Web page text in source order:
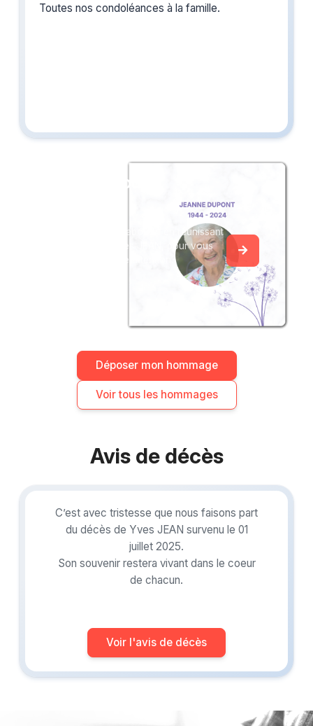
Toutes nos condoléances à la famille.
Créez un album
Créez un album collaboratif en réunissant
les hommages à Yves JEAN, pour vous
ou pour une délicate attention.
Déposer mon hommage
Voir tous les hommages
Avis de décès
C’est avec tristesse que nous faisons part
du décès de Yves JEAN survenu le 01
juillet 2025.
Son souvenir restera vivant dans le coeur
de chacun.
Voir l'avis de décès